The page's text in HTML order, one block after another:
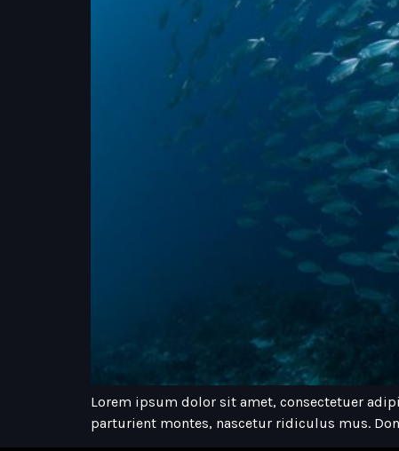
Lorem ipsum dolor sit amet, consectetuer
parturient montes, nascetur ridiculus mus.